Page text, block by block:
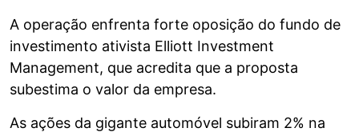
A operação enfrenta forte oposição do fundo de
investimento ativista Elliott Investment
Management, que acredita que a proposta
subestima o valor da empresa.
As ações da gigante automóvel subiram 2% na